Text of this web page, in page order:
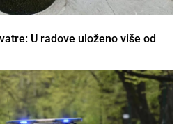
U radove uloženo više od